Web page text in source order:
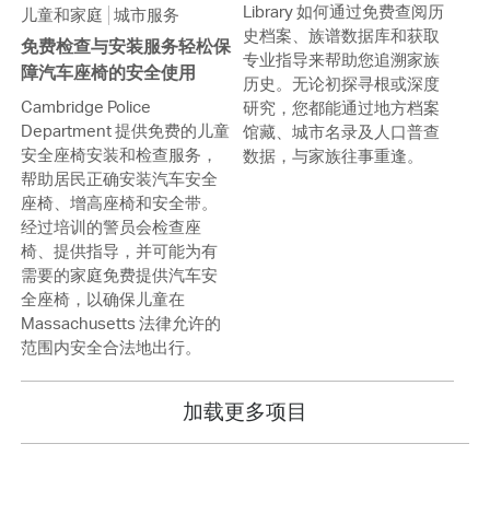
儿童和家庭 城市服务
免费检查与安装服务轻松保
障汽车座椅的安全使用
Cambridge Police
Department 提供免费的儿童
安全座椅安装和检查服务，
帮助居民正确安装汽车安全
座椅、增高座椅和安全带。
经过培训的警员会检查座
椅、提供指导，并可能为有
需要的家庭免费提供汽车安
全座椅，以确保儿童在
Massachusetts 法律允许的
范围内安全合法地出行。
Library 如何通过免费查阅历
史档案、族谱数据库和获取
专业指导来帮助您追溯家族
历史。无论初探寻根或深度
研究，您都能通过地方档案
馆藏、城市名录及人口普查
数据，与家族往事重逢。
加载更多项目